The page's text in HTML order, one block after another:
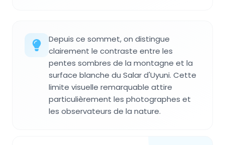
Depuis ce sommet, on distingue
clairement le contraste entre les
pentes sombres de la montagne et la
surface blanche du Salar d'Uyuni. Cette
limite visuelle remarquable attire
particulièrement les photographes et
les observateurs de la nature.